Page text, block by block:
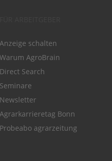
Anzeige schalten
Warum AgroBrain
Direct Search
Seminare
Newsletter
Agrarkarrieretag Bonn
Probeabo agrarzeitung